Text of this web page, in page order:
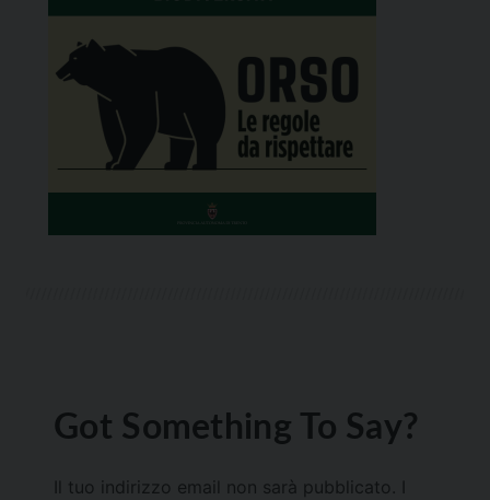
Got Something To Say?
Il tuo indirizzo email non sarà pubblicato.